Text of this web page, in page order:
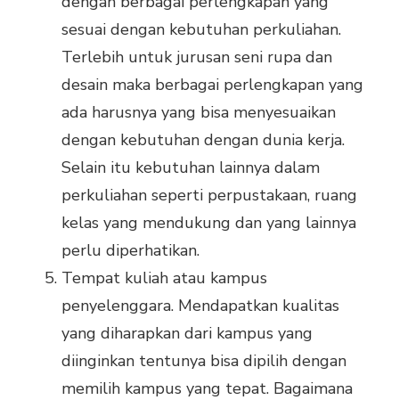
sesuai dengan kebutuhan perkuliahan.
Terlebih untuk jurusan seni rupa dan
desain maka berbagai perlengkapan yang
ada harusnya yang bisa menyesuaikan
dengan kebutuhan dengan dunia kerja.
Selain itu kebutuhan lainnya dalam
perkuliahan seperti perpustakaan, ruang
kelas yang mendukung dan yang lainnya
perlu diperhatikan.
Tempat kuliah atau kampus
penyelenggara. Mendapatkan kualitas
yang diharapkan dari kampus yang
diinginkan tentunya bisa dipilih dengan
memilih kampus yang tepat. Bagaimana